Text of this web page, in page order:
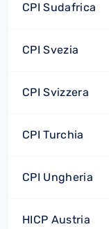
CPI Sudafrica
CPI Svezia
CPI Svizzera
CPI Turchia
CPI Ungheria
HICP Austria